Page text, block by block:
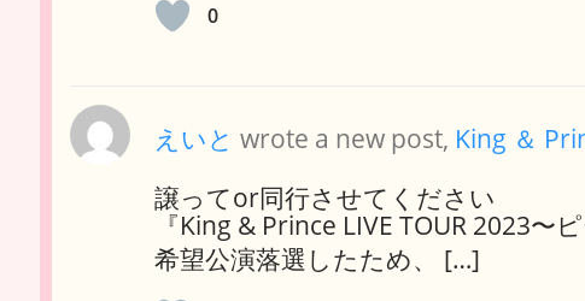
0
えいと wrote a new post, King ＆
譲ってor同行させてください
『King & Prince LIVE TOUR 2023〜ピ
希望公演落選したため、 […]